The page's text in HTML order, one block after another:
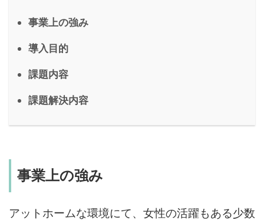
事業上の強み
導入目的
課題内容
課題解決内容
事業上の強み
アットホームな環境にて、女性の活躍もある少数